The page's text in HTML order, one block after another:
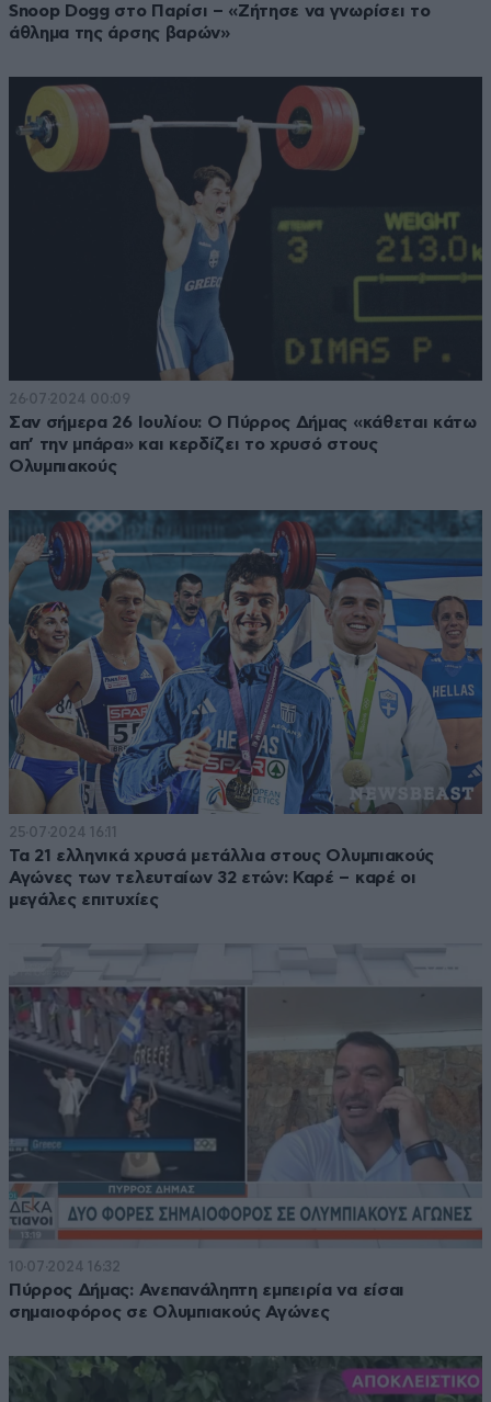
Snoop Dogg στο Παρίσι – «Ζήτησε να γνωρίσει το
άθλημα της άρσης βαρών»
26·07·2024 00:09
Σαν σήμερα 26 Ιουλίου: Ο Πύρρος Δήμας «κάθεται κάτω
απ’ την μπάρα» και κερδίζει το χρυσό στους
Ολυμπιακούς
25·07·2024 16:11
Τα 21 ελληνικά χρυσά μετάλλια στους Ολυμπιακούς
Αγώνες των τελευταίων 32 ετών: Καρέ – καρέ οι
μεγάλες επιτυχίες
10·07·2024 16:32
Πύρρος Δήμας: Ανεπανάληπτη εμπειρία να είσαι
σημαιοφόρος σε Ολυμπιακούς Αγώνες